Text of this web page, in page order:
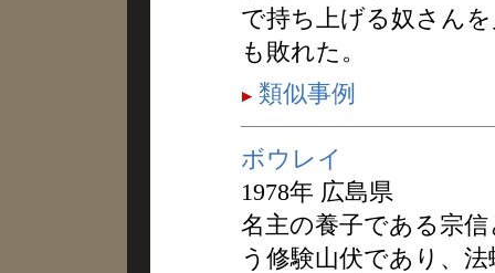
で持ち上げる奴さん
も敗れた。
類似事例
ボウレイ
1978年 広島県
名主の養子である宗
う修験山伏であり、